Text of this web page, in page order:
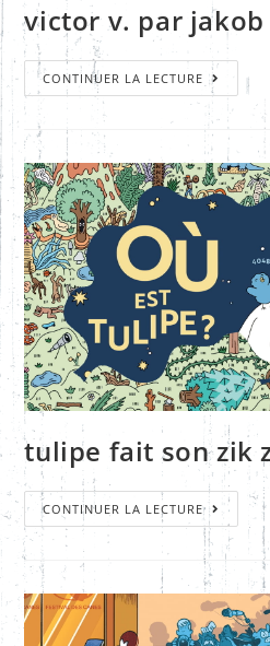
victor v. par jakob
CONTINUER LA LECTURE
tulipe fait son zik
CONTINUER LA LECTURE